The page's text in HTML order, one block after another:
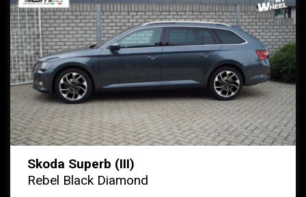
Skoda Superb (III)
Rebel Black Diamond